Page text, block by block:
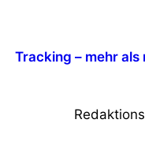
Tracking – mehr